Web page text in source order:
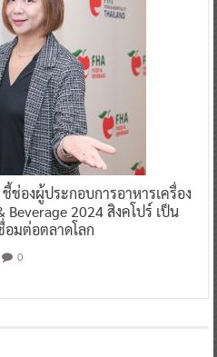
ช่องผู้ประกอบการอาหารเครื่อง
2024 สิงคโปร์ เป็น
อมต่อตลาดโลก
0